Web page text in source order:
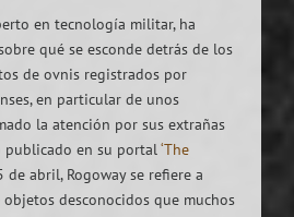
en tecnología militar, ha
qué se esconde detrás de los
de ovnis registrados por
en particular de unos
la atención por sus extrañas
publicado en su portal ‘The
abril, Rogoway se refiere a
desconocidos que muchos